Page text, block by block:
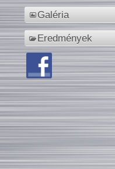
Galéria
Eredmények